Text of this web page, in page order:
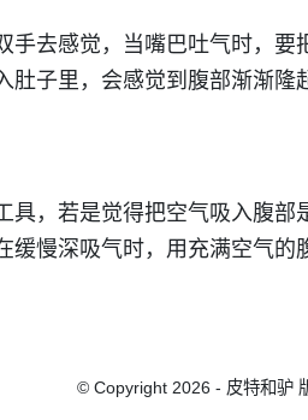
手去感觉，当嘴巴吐气时，
肚子里，会感觉到腹部渐渐隆
具，若是觉得把空气吸入腹
缓慢深吸气时，用充满空气的
© Copyright 2026 - 皮特和驴